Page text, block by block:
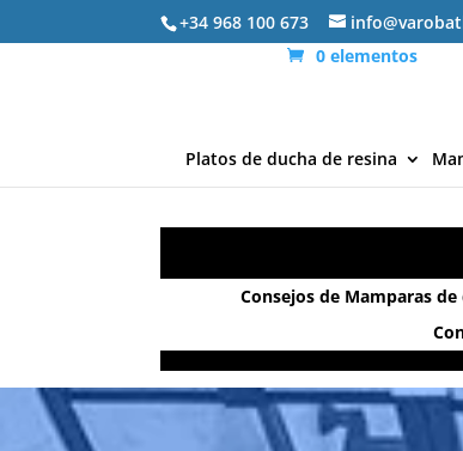
+34 968 100 673
0 elementos
Platos de ducha de resina
Consejos de Mamparas de